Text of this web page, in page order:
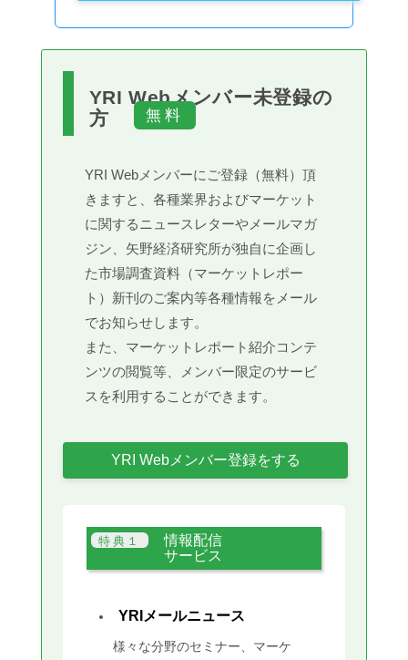
YRI Webメンバー未登録の
方
YRI Webメンバーにご登録（無料）頂
きますと、各種業界およびマーケット
に関するニュースレターやメールマガ
ジン、矢野経済研究所が独自に企画し
た市場調査資料（マーケットレポー
ト）新刊のご案内等各種情報をメール
でお知らせします。
また、マーケットレポート紹介コンテ
ンツの閲覧等、メンバー限定のサービ
スを利用することができます。
YRI Webメンバー登録をする
情報配信
サービス
YRIメールニュース
様々な分野のセミナー、マーケ